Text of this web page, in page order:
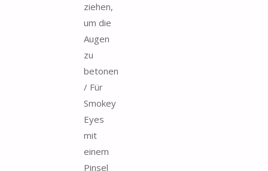
ziehen,
um die
Augen
zu
betonen
/ Für
Smokey
Eyes
mit
einem
Pinsel